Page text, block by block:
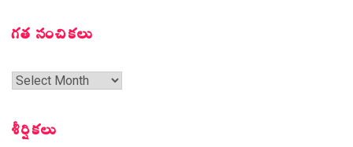
గత సంచికలు
గత
శీర్షికలు